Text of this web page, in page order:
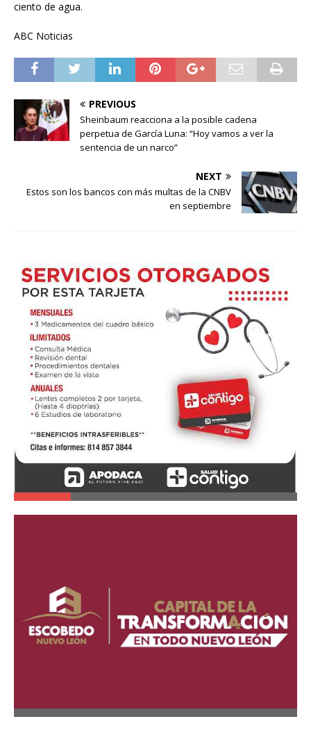
ciento de agua.
ABC Noticias
PREVIOUS
Sheinbaum reacciona a la posible cadena
perpetua de García Luna: “Hoy vamos a ver la
sentencia de un narco”
NEXT
Estos son los bancos con más multas de la CNBV
en septiembre